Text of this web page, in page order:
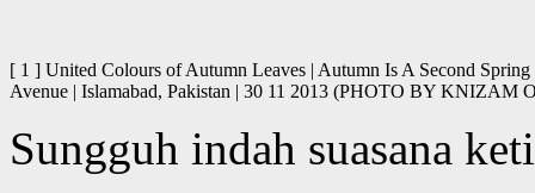
[ 1 ] United Colours of Autumn Leaves | Autumn Is A Second
Avenue | Islamabad, Pakistan | 30 11 2013 (PHOTO BY
Sungguh indah suasana